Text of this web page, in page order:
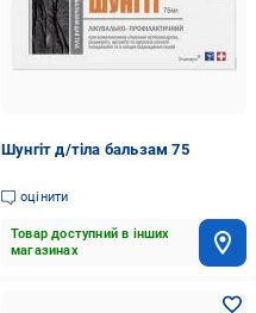
Шунгiт д/тiла бальзам 75
оцінити
Товар доступний в інших
магазинах